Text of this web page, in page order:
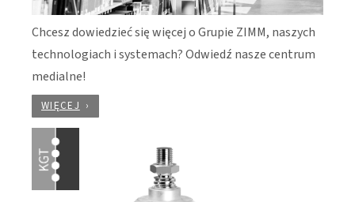
Chcesz dowiedzieć się więcej o Grupie ZIMM, naszych
technologiach i systemach? Odwiedź nasze centrum
medialne!
WIĘCEJ